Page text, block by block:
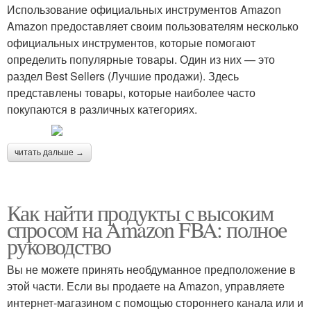
Использование официальных инструментов Amazon
Amazon предоставляет своим пользователям несколько
официальных инструментов, которые помогают
определить популярные товары. Один из них — это
раздел Best Sellers (Лучшие продажи). Здесь
представлены товары, которые наиболее часто
покупаются в различных категориях.
читать дальше →
Как найти продукты с высоким
спросом на Amazon FBA: полное
руководство
Вы не можете принять необдуманное предположение в
этой части. Если вы продаете на Amazon, управляете
интернет-магазином с помощью стороннего канала или и